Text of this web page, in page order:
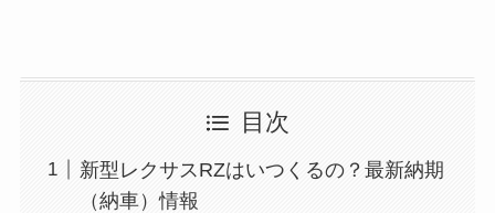
目次
新型レクサスRZはいつくるの？最新納期
（納車）情報